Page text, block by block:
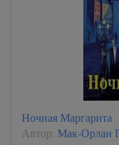
Ночная Маргарита
Автор: Мак-Орлан